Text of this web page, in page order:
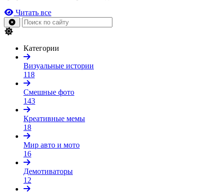
Читать все
Категории
Визуальные истории
118
Смешные фото
143
Креативные мемы
18
Мир авто и мото
16
Демотиваторы
12